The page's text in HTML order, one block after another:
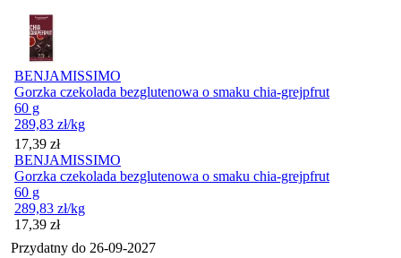
BENJAMISSIMO
Gorzka czekolada bezglutenowa o smaku chia-grejpfrut
60 g
289,83 zł/kg
Cena
17,39 zł
BENJAMISSIMO
Gorzka czekolada bezglutenowa o smaku chia-grejpfrut
60 g
289,83 zł/kg
Cena
17,39 zł
Przydatny do 26-09-2027